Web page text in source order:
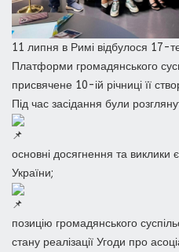
11 липня в Римі відбулося 17-
Платформи громадянського
присвячене 10-ій річниці її
Під час засідання були
основні досягнення та виклики
України;
позицію громадянського
стану реалізації Угоди про